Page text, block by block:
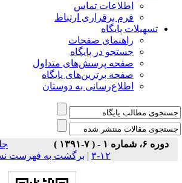
اطلاعات تماس
فرم برقراری ارتباط
تسهیلات پایگاه
راهنمای صفحات
جستجو در پایگاه
صفحه پرسش‌های متداول
صفحه برترین‌های پایگاه
اطلاع‌رسانی به دوستان
دوره ۶، شماره ۱ - ( ۷-۱۳۹۱ )
۱۲-۳
|برگشت به فهرست